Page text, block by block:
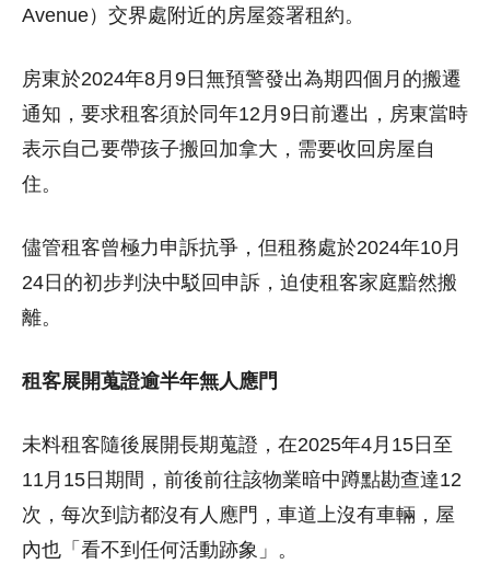
Avenue）交界處附近的房屋簽署租約。
房東於2024年8月9日無預警發出為期四個月的搬遷
通知，要求租客須於同年12月9日前遷出，房東當時
表示自己要帶孩子搬回加拿大，需要收回房屋自
住。
儘管租客曾極力申訴抗爭，但租務處於2024年10月
24日的初步判決中駁回申訴，迫使租客家庭黯然搬
離。
租客展開蒐證逾半年無人應門
未料租客隨後展開長期蒐證，在2025年4月15日至
11月15日期間，前後前往該物業暗中蹲點勘查達12
次，每次到訪都沒有人應門，車道上沒有車輛，屋
內也「看不到任何活動跡象」。